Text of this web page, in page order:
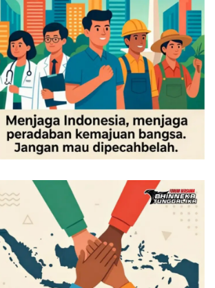
mengembalikan semangat saat
telah berakhir, sehingga Anda
esok dengan kondisi prima tanpa
BeritaHariIni
BeritaTerkini
beritaviral
malas saat pertama aktivitas
semangat setelah long weekend